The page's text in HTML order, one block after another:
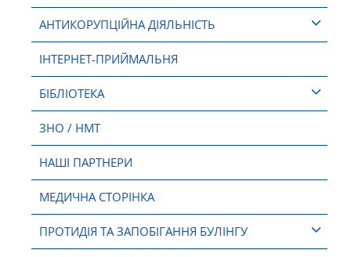
АНТИКОРУПЦІЙНА ДІЯЛЬНІСТЬ
ІНТЕРНЕТ-ПРИЙМАЛЬНЯ
БІБЛІОТЕКА
ЗНО / НМТ
НАШІ ПАРТНЕРИ
МЕДИЧНА СТОРІНКА
ПРОТИДІЯ ТА ЗАПОБІГАННЯ БУЛІНГУ